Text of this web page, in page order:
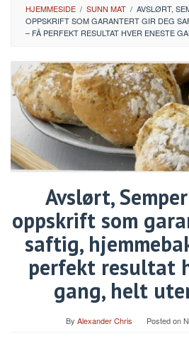
HJEMMESIDE / SUNN MAT / AVSLØRT,
OPPSKRIFT SOM GARANTERT GIR DEG
– FÅ PERFEKT RESULTAT HVER ENESTE
Avslørt,
oppskrift som
saftig,
perfekt resultat
gang, helt
By Alexander Chris Posted on